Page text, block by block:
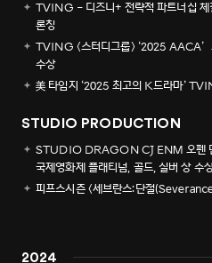
TVING - 디즈니+ 전략적 파트너십 체
론칭
TVING <스터디그룹> ‘2025 AACA’
수상
美 타임지 ‘2025 최고의 K드라마’
STUDIO PRODUCTION
STUDIO DRAGON CJ ENM 오펜
국제영화제 플래티넘, 골드, 실버 상 수
피프스시즌 <세브란스:단절
2024